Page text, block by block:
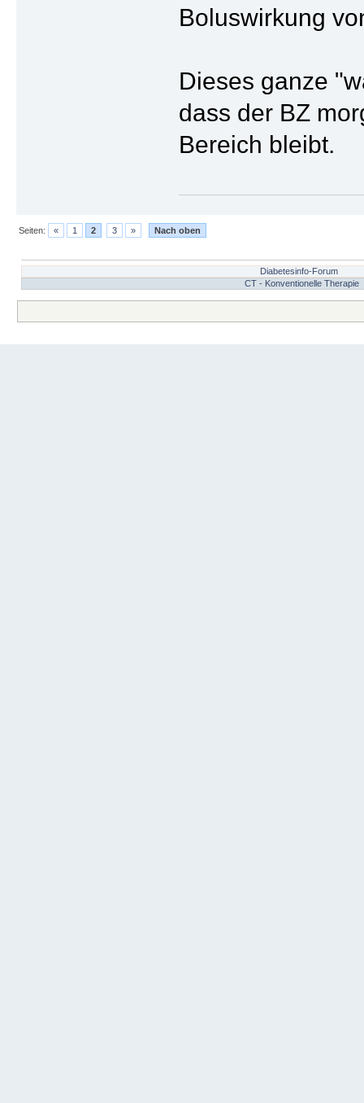
Boluswirkung
Dieses ganze
dass der BZ
Bereich bleibt.
Seiten: « 1 2 3 » Nach oben
Diabetesinfo-Forum
CT - Konventionelle Therapie